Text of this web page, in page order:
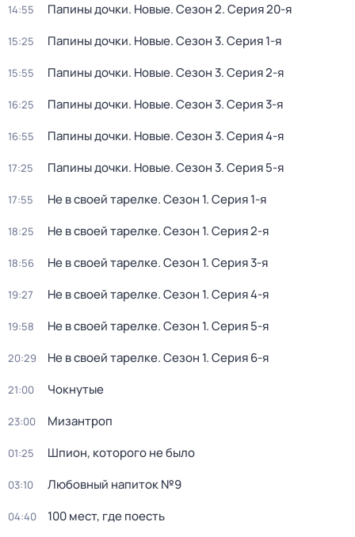
14:55 Папины дочки. Новые. Сезон 2. Серия 20-я
15:25 Папины дочки. Новые. Сезон 3. Серия 1-я
15:55 Папины дочки. Новые. Сезон 3. Серия 2-я
16:25 Папины дочки. Новые. Сезон 3. Серия 3-я
16:55 Папины дочки. Новые. Сезон 3. Серия 4-я
17:25 Папины дочки. Новые. Сезон 3. Серия 5-я
17:55 Не в своей тарелке. Сезон 1. Серия 1-я
18:25 Не в своей тарелке. Сезон 1. Серия 2-я
18:56 Не в своей тарелке. Сезон 1. Серия 3-я
19:27 Не в своей тарелке. Сезон 1. Серия 4-я
19:58 Не в своей тарелке. Сезон 1. Серия 5-я
20:29 Не в своей тарелке. Сезон 1. Серия 6-я
21:00 Чокнутые
23:00 Мизантроп
01:25 Шпион, которого не было
03:10 Любовный напиток №9
04:40 100 мест, где поесть